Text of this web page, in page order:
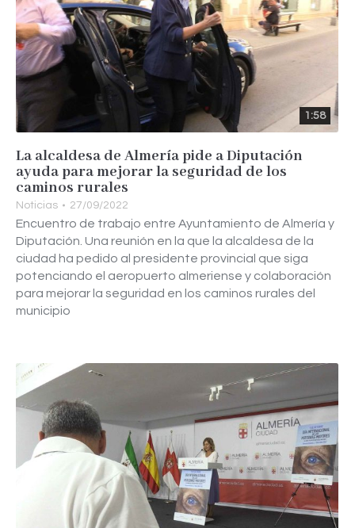
1:58
La alcaldesa de Almería pide a Diputación
ayuda para mejorar la seguridad de los
caminos rurales
Noticias 27/09/2022
Encuentro de trabajo entre Ayuntamiento de Almería y
Diputación. Una reunión en la que la alcaldesa de la
ciudad ha pedido al presidente provincial que siga
potenciando el aeropuerto almeriense y colaboración
para mejorar la seguridad en los caminos rurales del
municipio